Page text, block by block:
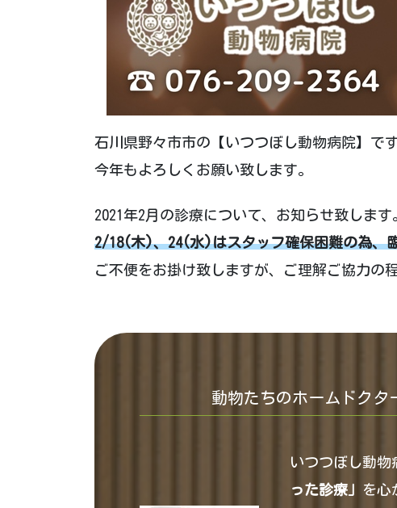
石川県野々市市の【いつつぼし動物病院】で
今年もよろしくお願い致します。
2021年2月の診療について、お知らせ致します
2/18(木)、24(水)はスタッフ確保困難の為、
ご不便をお掛け致しますが、ご理解ご協力の
動物たちのホームドク
いつつぼし動物
った診療」
を心